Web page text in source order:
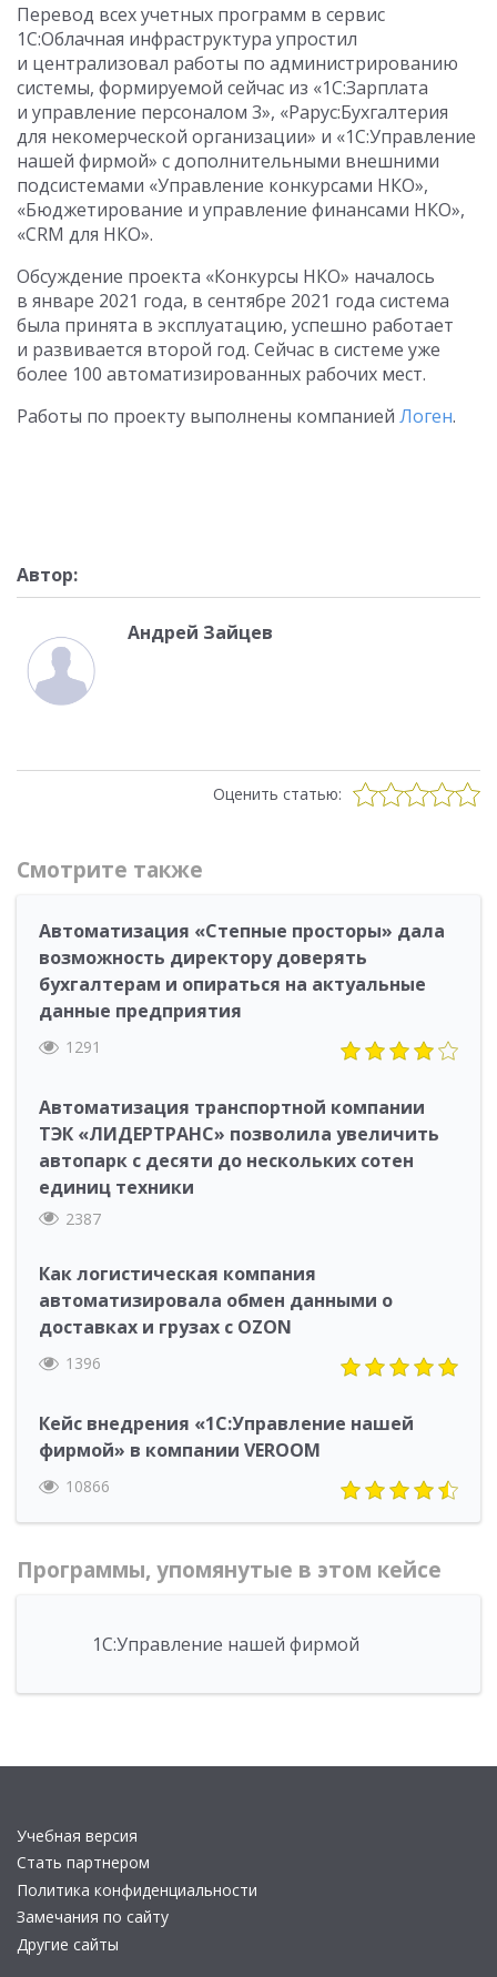
Перевод всех учетных программ в сервис
1С:Облачная инфраструктура упростил
и централизовал работы по администрированию
системы, формируемой сейчас из «1C:Зарплата
и управление персоналом 3», «Рарус:Бухгалтерия
для некомерческой организации» и «1С:Управление
нашей фирмой» с дополнительными внешними
подсистемами «Управление конкурсами НКО»,
«Бюджетирование и управление финансами НКО»,
«CRM для НКО».
Обсуждение проекта «Конкурсы НКО» началось
в январе 2021 года, в сентябре 2021 года система
была принята в эксплуатацию, успешно работает
и развивается второй год. Сейчас в системе уже
более 100 автоматизированных рабочих мест.
Работы по проекту выполнены компанией Логен.
Автор:
Андрей Зайцев
Оценить статью:
Смотрите также
Автоматизация «Степные просторы» дала
возможность директору доверять
бухгалтерам и опираться на актуальные
данные предприятия
1291
Автоматизация транспортной компании
ТЭК «ЛИДЕРТРАНС» позволила увеличить
автопарк с десяти до нескольких сотен
единиц техники
2387
Как логистическая компания
автоматизировала обмен данными о
доставках и грузах с OZON
1396
Кейс внедрения «1С:Управление нашей
фирмой» в компании VEROOM
10866
Программы, упомянутые в этом кейсе
1С:Управление нашей фирмой
Учебная версия
Стать партнером
Политика конфиденциальности
Замечания по сайту
Другие сайты